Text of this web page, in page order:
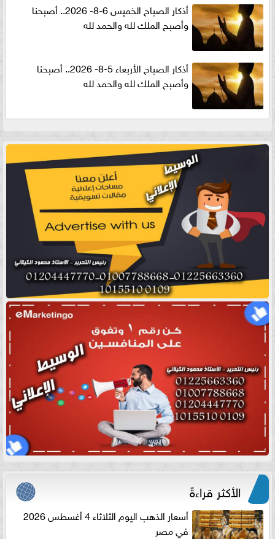
أذكار الصباح الخميس 6-8- 2026.. أصبحنا
وأصبح الملك لله والحمد لله
أذكار الصباح الأربعاء 5-8- 2026.. أصبحنا
وأصبح الملك لله والحمد لله
الأكثر قراءةً
أسعار الذهب اليوم الثلاثاء 4 أغسطس 2026
في مصر